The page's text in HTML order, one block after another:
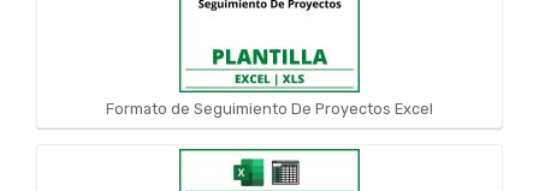
Formato de Seguimiento De Proyectos Excel